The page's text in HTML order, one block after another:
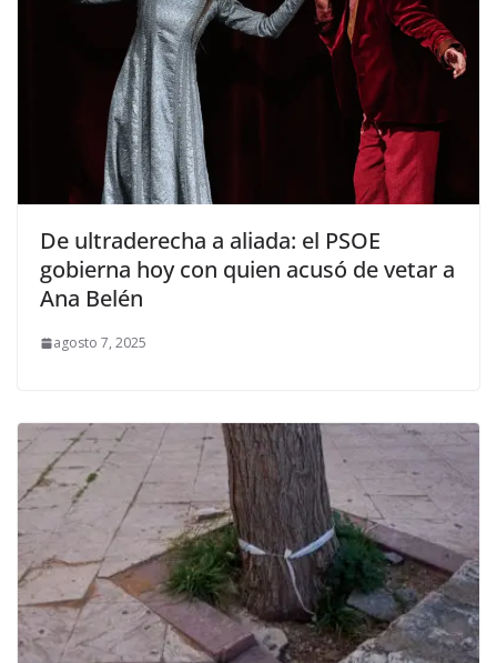
De ultraderecha a aliada: el PSOE
gobierna hoy con quien acusó de vetar a
Ana Belén
agosto 7, 2025